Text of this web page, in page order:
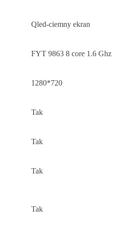
Qled-ciemny ekran
FYT 9863 8 core 1.6 Ghz
1280*720
Tak
Tak
Tak
Tak